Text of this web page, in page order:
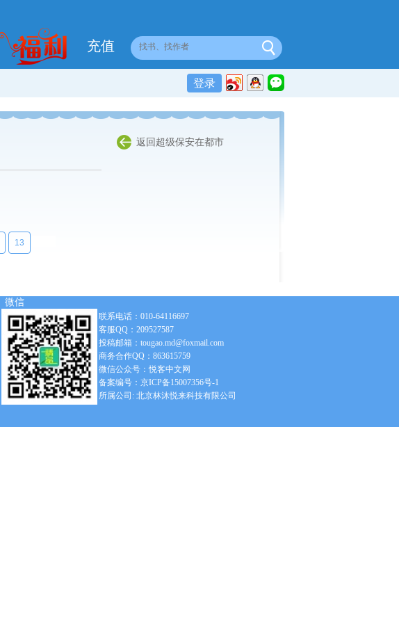
充值
登录
13
返回超级保安在都市
联系电话：010-64116697
客服QQ：209527587
投稿邮箱：tougao.md@foxmail.com
商务合作QQ：863615759
微信公众号：悦客中文网
备案编号：京ICP备15007356号-1
所属公司: 北京林沐悦来科技有限公司
微信